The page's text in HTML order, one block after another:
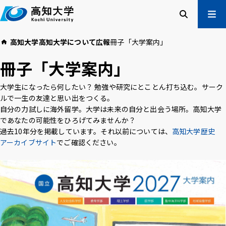
本
文
在学生の方
卒業生の方
企業・一般の方
高知大学について
学部・大学院等
入試情報
教育・学生支援
高知大学校友会
ご寄付のお願い
危機管理
高知大学高知大学について広報冊子「大学案内」
冊子「大学案内」
大学生になったら何したい？ 勉強や研究にとことん打ち込む。サーク
ルで一生の友達と思い出をつくる。
自分の力試しに海外留学。大学は未来の自分と出会う場所。高知大学
であなたの可能性をひろげてみませんか？
過去10年分を掲載しています。それ以前については、 高知大学歴史
アーカイブサイトでご確認ください。